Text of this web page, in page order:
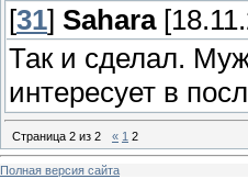
[31] Sahara
Так и сделал.
интересует в
Страница 2 из 2 « 1 2
Полная версия сайта